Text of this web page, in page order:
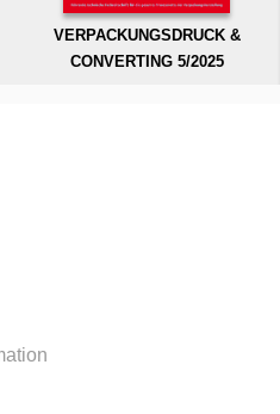
VERPACKUNGSDRUCK &
CONVERTING 5/2025